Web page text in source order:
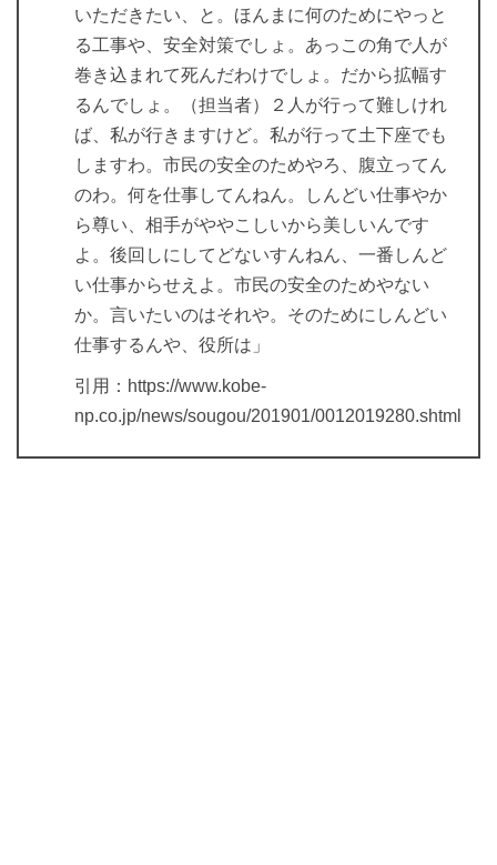
いただきたい、と。ほんまに何のためにやっと
る工事や、安全対策でしょ。あっこの角で人が
巻き込まれて死んだわけでしょ。だから拡幅す
るんでしょ。（担当者）２人が行って難しけれ
ば、私が行きますけど。私が行って土下座でも
しますわ。市民の安全のためやろ、腹立ってん
のわ。何を仕事してんねん。しんどい仕事やか
ら尊い、相手がややこしいから美しいんです
よ。後回しにしてどないすんねん、一番しんど
い仕事からせえよ。市民の安全のためやない
か。言いたいのはそれや。そのためにしんどい
仕事するんや、役所は」
引用：https://www.kobe-
np.co.jp/news/sougou/201901/0012019280.shtml